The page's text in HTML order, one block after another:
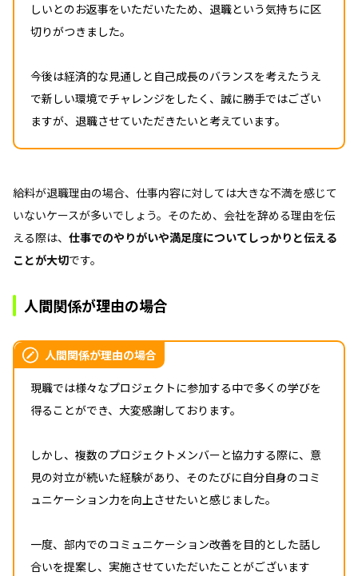
しいとのお返事をいただいたため、退職という気持ちに区
切りがつきました。
今後は経済的な見通しと自己成長のバランスを考えたうえ
で新しい環境でチャレンジをしたく、誠に勝手ではござい
ますが、退職させていただきたいと考えています。
給料が退職理由の場合、仕事内容に対しては大きな不満を感じて
いないケースが多いでしょう。そのため、会社を辞める理由を伝
える際は、 仕事でのやりがいや満足度についてしっかりと伝える
ことが大切です。
人間関係が理由の場合
人間関係が理由の場合
現職では様々なプロジェクトに参加する中で多くの学びを
得ることができ、大変感謝しております。
しかし、複数のプロジェクトメンバーと協力する際に、意
見の対立が続いた経験があり、そのたびに自分自身のコミ
ュニケーション力を向上させたいと感じました。
一度、部内でのコミュニケーション改善を目的とした話し
合いを提案し、実施させていただいたことがございます